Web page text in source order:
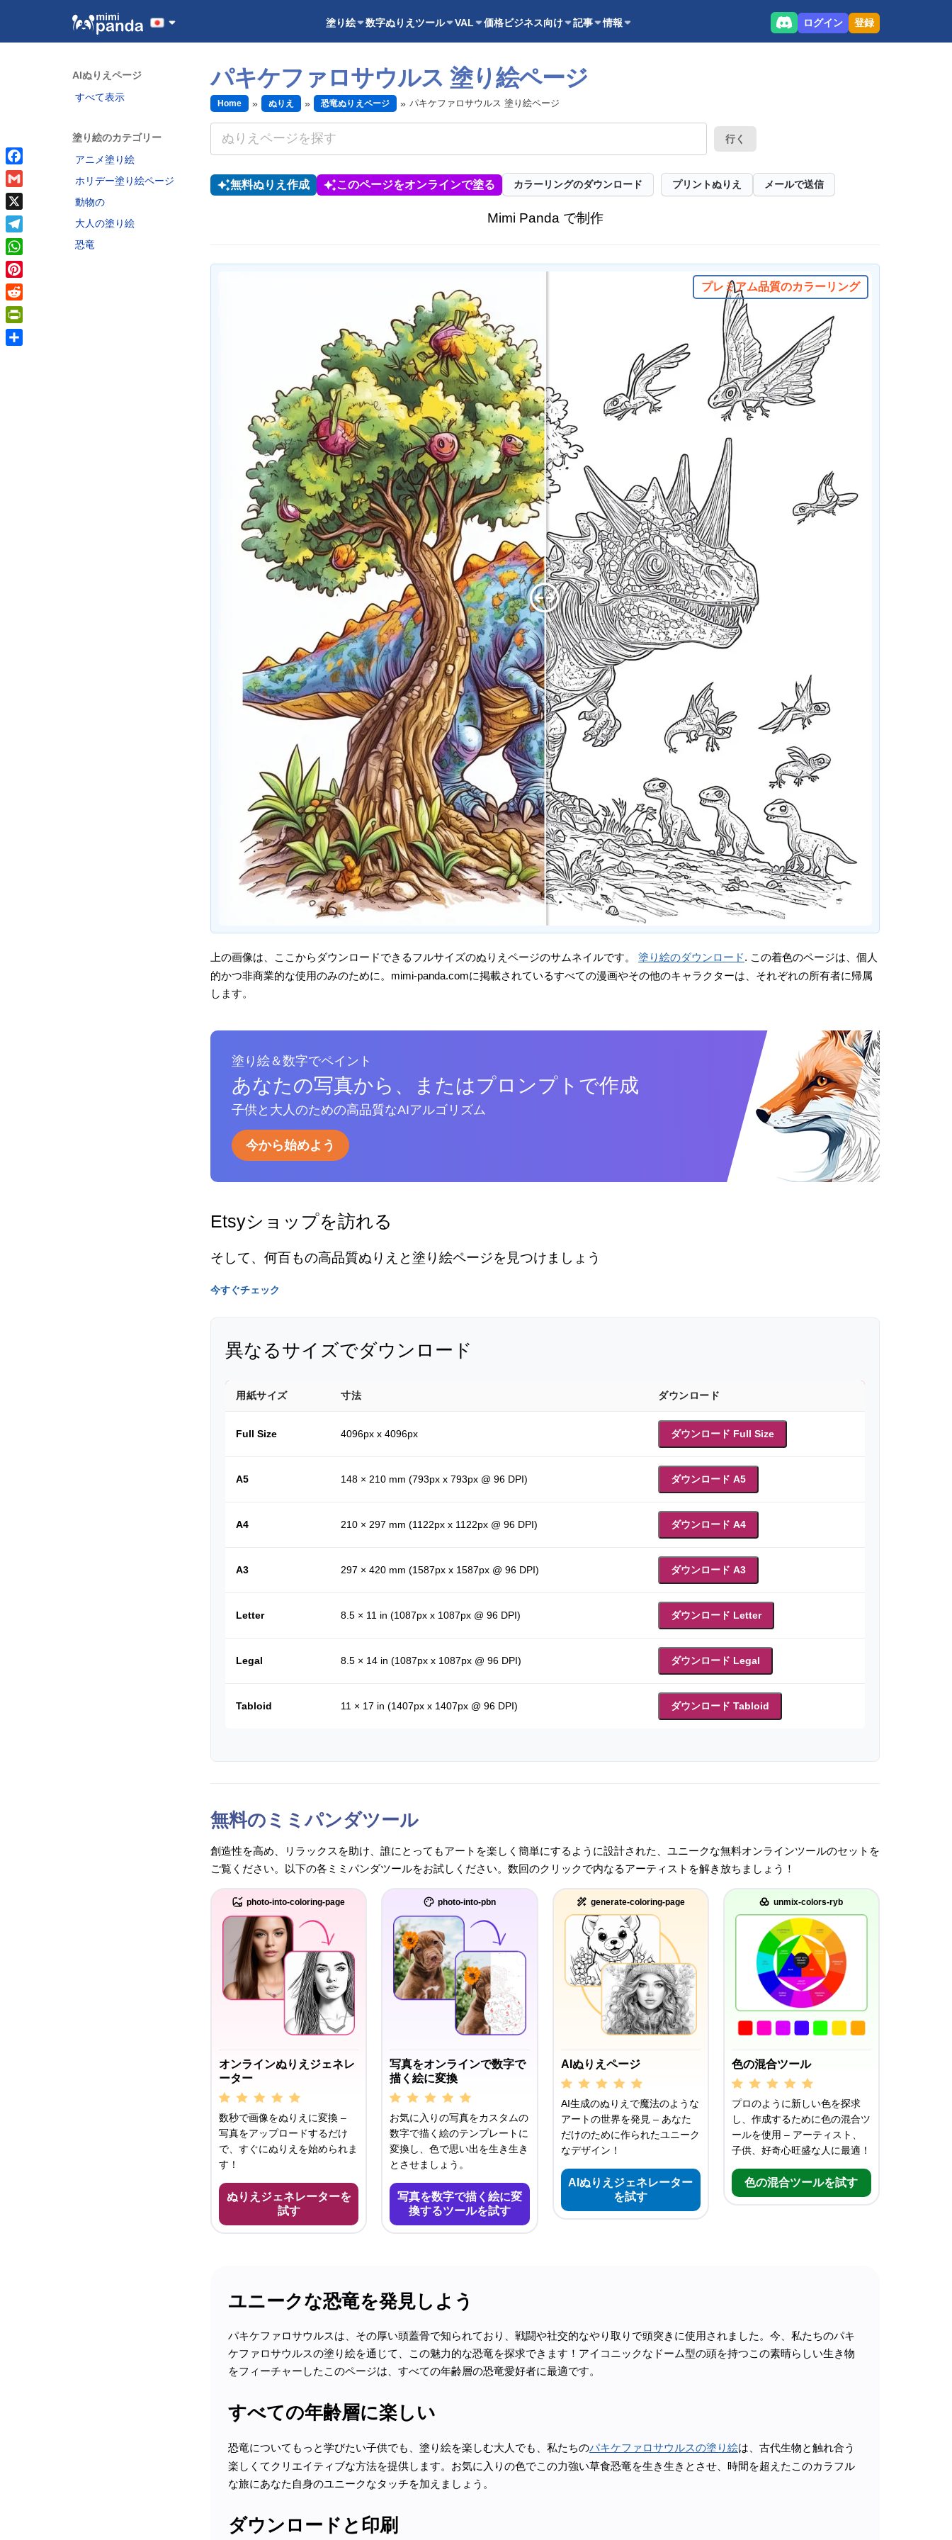
塗り絵 数字ぬりえ ツール VAL 価格ビジネス向け 記事 情報 ログイン 登録
AIぬりえページ
すべて表示
塗り絵のカテゴリー
アニメ塗り絵
ホリデー塗り絵ページ
動物の
大人の塗り絵
恐竜
パキケファロサウルス 塗り絵ページ
Home ぬりえ 恐竜ぬりえページ パキケファロサウルス 塗り絵ページ
行く
無料ぬりえ作成 このページをオンラインで塗る カラーリングのダウンロード プリントぬりえ メールで送信
Mimi Panda で制作
プレミアム品質のカラーリング
上の画像は、ここからダウンロードできるフルサイズのぬりえページのサムネイルです。 塗り絵のダウンロード. この着色のページは、個人
的かつ非商業的な使用のみのために。mimi-panda.comに掲載されているすべての漫画やその他のキャラクターは、それぞれの所有者に帰属
します。
塗り絵＆数字でペイント
あなたの写真から、またはプロンプトで作成
子供と大人のための高品質なAIアルゴリズム
今から始めよう
Etsyショップを訪れる
そして、何百もの高品質ぬりえと塗り絵ページを見つけましょう
今すぐチェック
異なるサイズでダウンロード
用紙サイズ 寸法 ダウンロード
Full Size 4096px x 4096px ダウンロード Full Size
A5 148 × 210 mm (793px x 793px @ 96 DPI) ダウンロード A5
A4 210 × 297 mm (1122px x 1122px @ 96 DPI) ダウンロード A4
A3 297 × 420 mm (1587px x 1587px @ 96 DPI) ダウンロード A3
Letter 8.5 × 11 in (1087px x 1087px @ 96 DPI) ダウンロード Letter
Legal 8.5 × 14 in (1087px x 1087px @ 96 DPI) ダウンロード Legal
Tabloid 11 × 17 in (1407px x 1407px @ 96 DPI) ダウンロード Tabloid
無料のミミパンダツール
創造性を高め、リラックスを助け、誰にとってもアートを楽しく簡単にするように設計された、ユニークな無料オンラインツールのセットを
ご覧ください。以下の各ミミパンダツールをお試しください。数回のクリックで内なるアーティストを解き放ちましょう！
photo-into-coloring-page
オンラインぬりえジェネレ
ーター
数秒で画像をぬりえに変換 –
写真をアップロードするだけ
で、すぐにぬりえを始められま
す！
ぬりえジェネレーターを
試す
photo-into-pbn
写真をオンラインで数字で
描く絵に変換
お気に入りの写真をカスタムの
数字で描く絵のテンプレートに
変換し、色で思い出を生き生き
とさせましょう。
写真を数字で描く絵に変
換するツールを試す
generate-coloring-page
AIぬりえページ
AI生成のぬりえで魔法のような
アートの世界を発見 – あなた
だけのために作られたユニーク
なデザイン！
AIぬりえジェネレーター
を試す
unmix-colors-ryb
色の混合ツール
プロのように新しい色を探求
し、作成するために色の混合ツ
ールを使用 – アーティスト、
子供、好奇心旺盛な人に最適！
色の混合ツールを試す
ユニークな恐竜を発見しよう
パキケファロサウルスは、その厚い頭蓋骨で知られており、戦闘や社交的なやり取りで頭突きに使用されました。今、私たちのパキ
ケファロサウルスの塗り絵を通じて、この魅力的な恐竜を探求できます！アイコニックなドーム型の頭を持つこの素晴らしい生き物
をフィーチャーしたこのページは、すべての年齢層の恐竜愛好者に最適です。
すべての年齢層に楽しい
恐竜についてもっと学びたい子供でも、塗り絵を楽しむ大人でも、私たちのパキケファロサウルスの塗り絵は、古代生物と触れ合う
楽しくてクリエイティブな方法を提供します。お気に入りの色でこの力強い草食恐竜を生き生きとさせ、時間を超えたこのカラフル
な旅にあなた自身のユニークなタッチを加えましょう。
ダウンロードと印刷
Facebook
Gmail
X
Telegram
WhatsApp
Pinterest
Reddit
PrintFriendly